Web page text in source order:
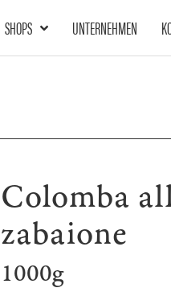
SHOPS UNTERNEHMEN
Colomba
zabaione
1000g